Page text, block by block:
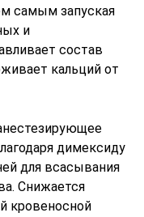
самым запуская
и
состав
кальций от
димексиду
для всасывания
Снижается
кровеносной